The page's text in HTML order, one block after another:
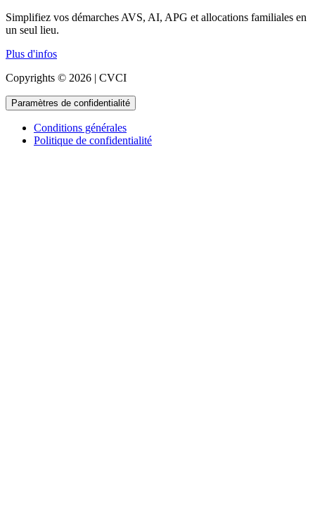
Simplifiez vos démarches AVS, AI, APG et allocations familiales en
un seul lieu.
Plus d'infos
Copyrights © 2026 | CVCI
Paramètres de confidentialité
Conditions générales
Politique de confidentialité